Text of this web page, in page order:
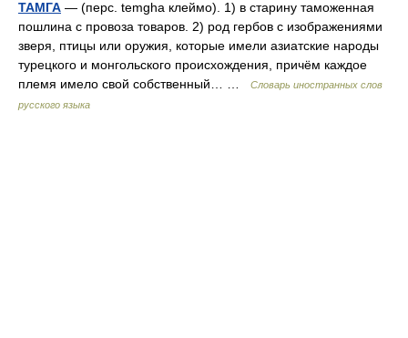
ТАМГА — (перс. temgha клеймо). 1) в старину таможенная
пошлина с провоза товаров. 2) род гербов с изображениями
зверя, птицы или оружия, которые имели азиатские народы
турецкого и монгольского происхождения, причём каждое
племя имело свой собственный… …
Словарь иностранных слов
русского языка